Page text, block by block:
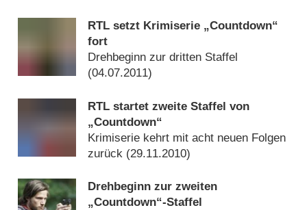
RTL setzt Krimiserie „Countdown“
fort
Drehbeginn zur dritten Staffel
(04.07.2011)
RTL startet zweite Staffel von
„Countdown“
Krimiserie kehrt mit acht neuen Folgen
zurück (29.11.2010)
Drehbeginn zur zweiten
„Countdown“-Staffel